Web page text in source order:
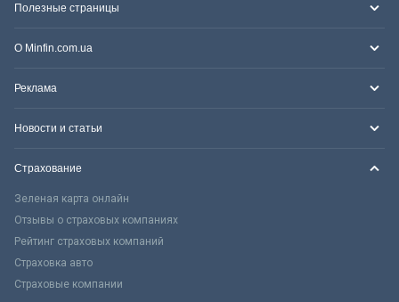
Полезные страницы
О Minfin.com.ua
Реклама
Новости и статьи
Страхование
Зеленая карта онлайн
Отзывы о страховых компаниях
Рейтинг страховых компаний
Страховка авто
Страховые компании